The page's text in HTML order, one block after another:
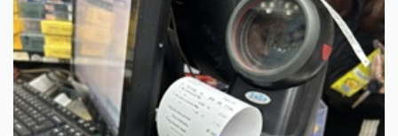
Tất cả Cổ phiếu Chứng chỉ quỹ
Lãnh
đạo
(-)